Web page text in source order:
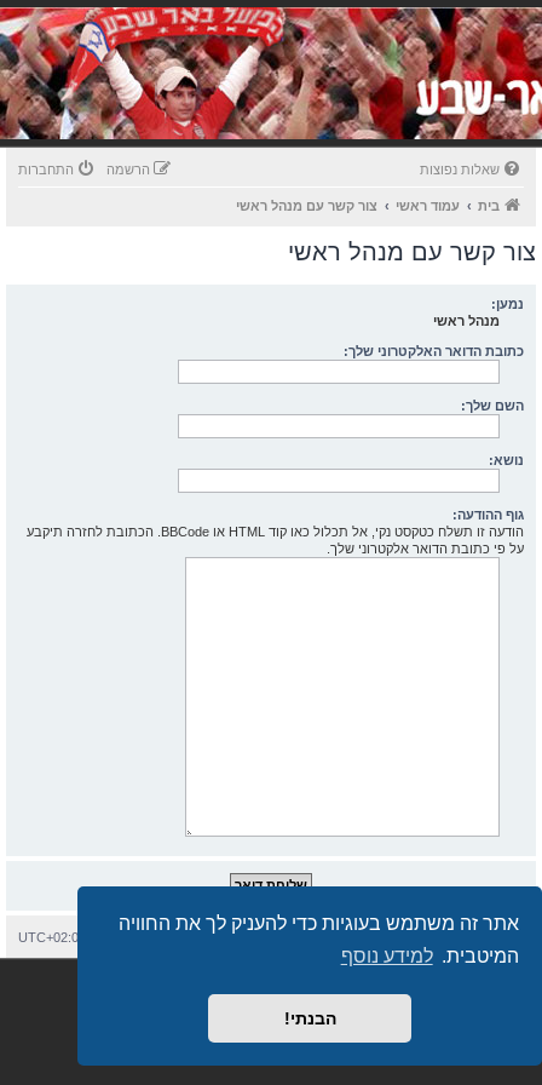
אתר זה משתמש בעוגיות כדי להעניק לך את החוויה
המיטבית. למידע נוסף
הבנתי!
שאלות נפוצות התחברות הרשמה
בית עמוד ראשי צור קשר עם מנהל ראשי
צור קשר עם מנהל ראשי
נמען:
מנהל ראשי
כתובת הדואר האלקטרוני שלך:
השם שלך:
נושא:
גוף ההודעה:
הודעה זו תשלח כטקסט נקי, אל תכלול כאו קוד HTML או BBCode. הכתובת לחזרה תיקבע
על פי כתובת הדואר אלקטרוני שלך.
UTC+02:00 מחיקת עוגיות
Revolution style by
מבוסס עלphpBB.co.il - פורומים בעברית . © 2017 - phpBB.co.il.